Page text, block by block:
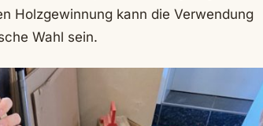
Holzgewinnung kann die Verwendung
Wahl sein.